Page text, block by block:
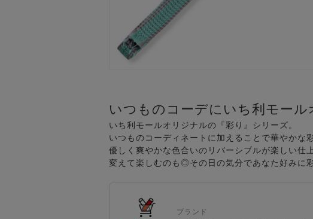
いつものコーデにいち利モール
いち利モールオリジナルの『彩り』シリーズ。
いつものコーディネートに加えることで華やかな
優しく爽やかな色合いのリバーシブルが楽しい仕
変えて楽しむのも◎その日の気分であなた好みに
ブランド